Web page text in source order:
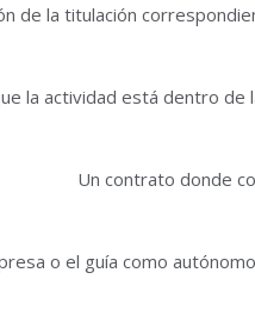
de la titulación
la actividad está dentro de
Un contrato donde
o el guía como